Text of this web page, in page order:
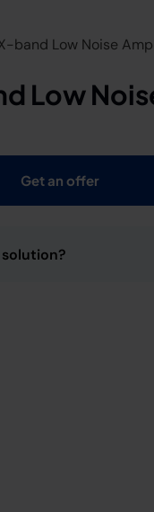
band Low Noise
Low
Get an offer